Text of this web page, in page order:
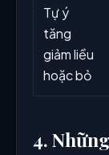
Tự ý
tăng
giảm liều
hoặc bỏ
4.